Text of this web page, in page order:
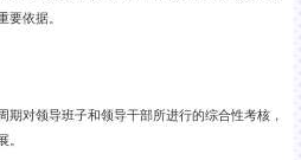
依据。
领导班子和领导干部所进行的综合性考核，